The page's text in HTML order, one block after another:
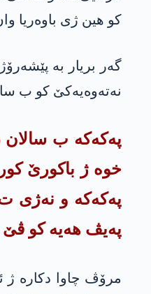
کو ھین ژی باوەریا
گەر بریار بە
نەتەوەیەکێ کو ب
په‌كه‌كه‌ ب سالان
خوە ژ باکورێ
پەکەکە و نەژی
پەیڤ هەیە کو ڤێ
مرۆڤ چاوا دکارە ژ